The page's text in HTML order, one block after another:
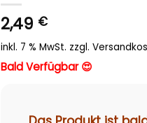
2,49 €
inkl. 7 % MwSt. zzgl.
Bald Verfügbar 😍